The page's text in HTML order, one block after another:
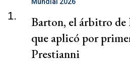
1.
Barton, el árbitro de
que aplicó por
Prestianni